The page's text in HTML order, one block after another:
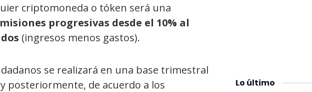
criptomoneda o tóken será una
progresivas desde el 10% al
(ingresos menos gastos).
se realizará en una base trimestral
posteriormente, de acuerdo a los
Lo último